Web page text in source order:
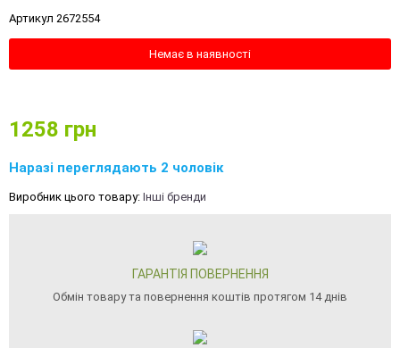
Артикул 2672554
Немає в наявності
1258 грн
Наразі переглядають 2 чоловік
Виробник цього товару: Інші бренди
ГАРАНТІЯ ПОВЕРНЕННЯ
Обмін товару та повернення коштів протягом 14 днів